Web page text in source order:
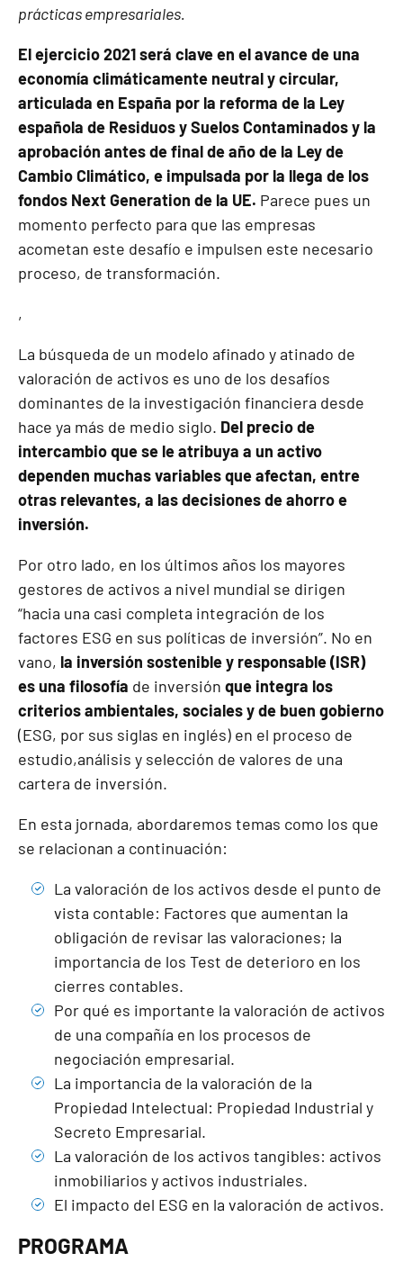
prácticas empresariales.
El ejercicio 2021 será clave en el avance de una
economía climáticamente neutral y circular,
articulada en España por la reforma de la Ley
española de Residuos y Suelos Contaminados y la
aprobación antes de final de año de la Ley de
Cambio Climático, e impulsada por la llega de los
fondos Next Generation de la UE. Parece pues un
momento perfecto para que las empresas
acometan este desafío e impulsen este necesario
proceso, de transformación.
,
La búsqueda de un modelo afinado y atinado de
valoración de activos es uno de los desafíos
dominantes de la investigación financiera desde
hace ya más de medio siglo. Del precio de
intercambio que se le atribuya a un activo
dependen muchas variables que afectan, entre
otras relevantes, a las decisiones de ahorro e
inversión.
Por otro lado, en los últimos años los mayores
gestores de activos a nivel mundial se dirigen
“hacia una casi completa integración de los
factores ESG en sus políticas de inversión”. No en
vano, la inversión sostenible y responsable (ISR)
es una filosofía de inversión que integra los
criterios ambientales, sociales y de buen gobierno
(ESG, por sus siglas en inglés) en el proceso de
estudio,análisis y selección de valores de una
cartera de inversión.
En esta jornada, abordaremos temas como los que
se relacionan a continuación:
La valoración de los activos desde el punto de
vista contable: Factores que aumentan la
obligación de revisar las valoraciones; la
importancia de los Test de deterioro en los
cierres contables.
Por qué es importante la valoración de activos
de una compañía en los procesos de
negociación empresarial.
La importancia de la valoración de la
Propiedad Intelectual: Propiedad Industrial y
Secreto Empresarial.
La valoración de los activos tangibles: activos
inmobiliarios y activos industriales.
El impacto del ESG en la valoración de activos.
PROGRAMA